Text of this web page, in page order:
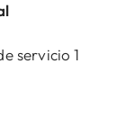
servicio 1